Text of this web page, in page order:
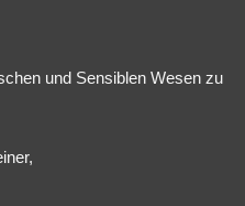
und Sensiblen Wesen zu